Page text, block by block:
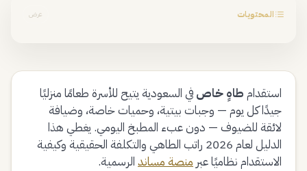
استقدام طاهٍ خاص في السعودية يتيح للأسرة طعامًا منزليًا
جيدًا كل يوم — وجبات بيتية، وحميات خاصة، وضيافة
لائقة للضيوف — دون عبء المطبخ اليومي. يغطي هذا
الدليل لعام 2026 راتب الطاهي والتكلفة الحقيقية وكيفية
الاستقدام نظاميًا عبر منصة مساند الرسمية.
المحتويات عرض